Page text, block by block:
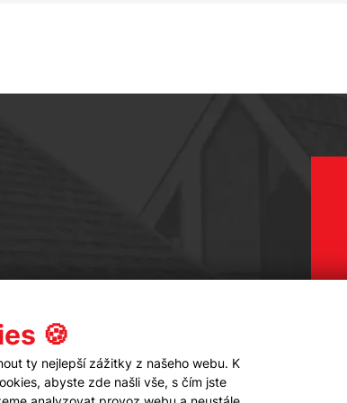
🍪
ty nejlepší zážitky z našeho webu. K
abyste zde našli vše, s čím jste